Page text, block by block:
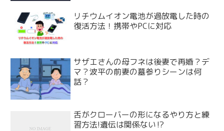
リチウムイオン電池が過放電した時の
復活方法！携帯やPCに対応
サザエさんの母フネは後妻で再婚？デ
マ？波平の前妻の墓参りシーンは何
話？
舌がクローバーの形になるやり方と練
習方法!遺伝は関係ない⁉